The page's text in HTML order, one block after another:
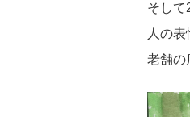
そして
人の
老舗の